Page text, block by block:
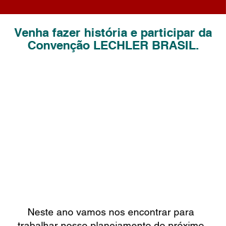
Venha fazer história e participar da
Convenção LECHLER BRASIL.
Neste ano vamos nos encontrar para